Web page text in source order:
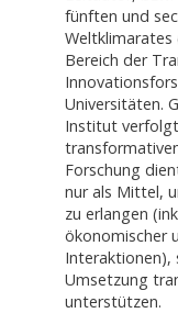
fünften und
Weltklimarates
Bereich der
Universitäten.
Institut
Forschung
nur als Mittel,
zu erlangen
ökonomischer
Interaktionen),
Umsetzung
unterstützen.